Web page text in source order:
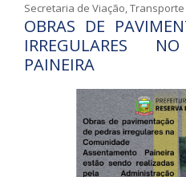
Secretaria de Viação,
OBRAS DE
IRREGULARES
PAINEIRA